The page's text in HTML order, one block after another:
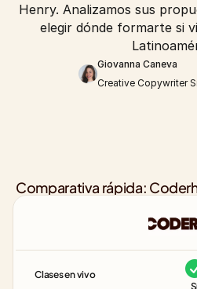
Henry. Analizamos sus
elegir dónde formarte si
Giovanna Caneva
Creative Copywriter
Comparativa rápida:
Clases en vivo